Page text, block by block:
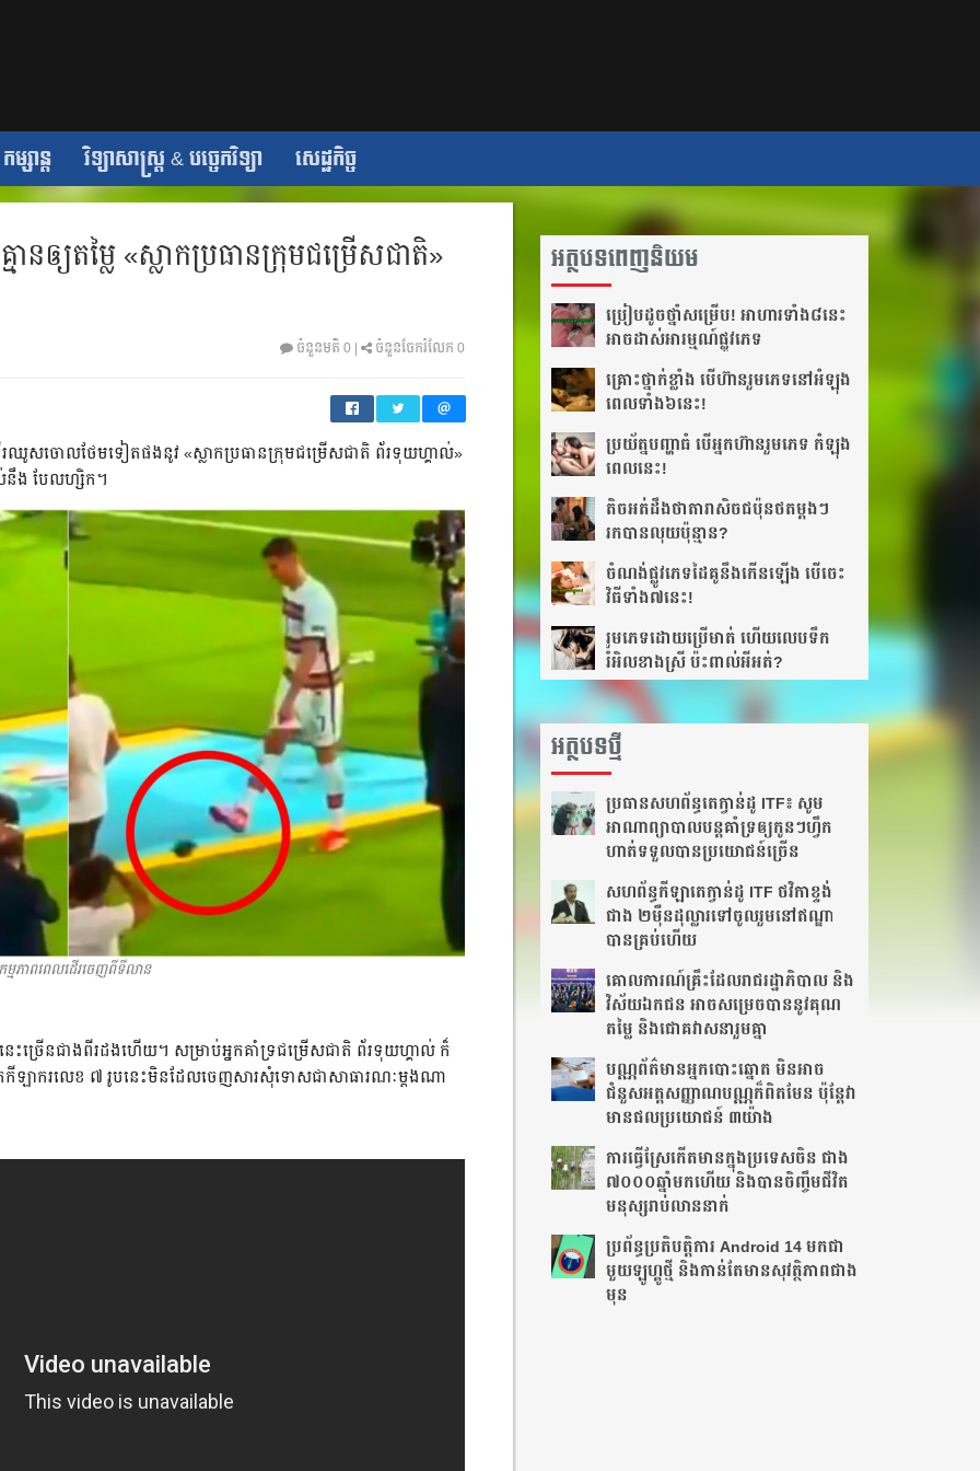
កម្សាន្ត វិទ្យាសាស្ត្រ & បច្ចេកវិទ្យា សេដ្ឋកិច្ច
ឲ្យតម្លៃ «ស្លាកប្រធានក្រុមជម្រើសជាតិ»
ចំនួនមតិ 0 ចំនួនចែករំលែក 0
ើរឈូសចោលថែមទៀតផងនូវ «ស្លាកប្រធានក្រុមជម្រើសជាតិ ព័រទុយហ្គាល់»
នឹង បែលហ្សិក។
មភាពពេលដើរចេញពីទីលាន
ះ​ច្រើន​ជាងពីរដងហើយ។ សម្រាប់អ្នកគាំទ្រជម្រើសជាតិ ព័រទុយហ្គាល់ ក៏
ែកីឡាករលេខ ៧ រូបនេះមិនដែលចេញសារសុំទោសជាសាធារណៈម្ដងណា
អត្ថបទពេញនិយម
ប្រៀប​ដូច​ថ្នាំ​សម្រើប! អាហារ​ទាំង​៨​នេះ​
អាច​ដាស់​អារម្មណ៍​ផ្លូវភេទ
គ្រោះថ្នាក់​ខ្លាំង បើហ៊ាន​រួមភេទ​នៅ​អំឡុង​
ពេល​ទាំង៦​នេះ!
ប្រយ័ត្ន​បញ្ហា​ធំ បើ​អ្នក​ហ៊ាន​រួមភេទ កំឡុង​
ពេល​នេះ!
តិច​អត់​ដឹង​​ថាតារា​សិច​ជប៉ុន​ថត​ម្ដងៗ
រកបាន​លុយ​ប៉ុន្មាន?
ចំណង់​ផ្លូវ​ភេទ​ដៃគូ​នឹង​កើន​ឡើង បើចេះ​
វិធីទាំង​៧នេះ!
រួមភេទ​ដោយ​ប្រើ​មាត់ ហើយ​លេប​ទឹក​
រំអិល​ខាង​ស្រី ប៉ះពាល់​អី​អត់?
អត្ថបទថ្មី
ប្រធាន​សហព័ន្ធ​តេក្វាន់ដូ​ ITF៖​ សូម​
អាណាព្យាបាល​បន្ត​គាំទ្រ​ឲ្យ​កូនៗ​ហ្វឹក
ហាត់​ទទួលបាន​ប្រយោជន៍​ច្រើន​
សហព័ន្ធ​កីឡាតេក្វាន់ដូ​ ITF​ ថវិកា​ខ្ទង់​
ជាង​ ២ម៉ឺន​ដុល្លារ​ទៅ​ចូលរួម​នៅ​ឥណ្ឌា​
បាន​គ្រប់​ហើយ​
គោលការណ៍គ្រឹះ​ដែល​រាជរដ្ឋាភិបាល និង
វិស័យឯកជន អាច​សម្រេចបាននូវគុណ
តម្លៃ និងជោគវាសនារួមគ្នា
បណ្ណ​ព័ត៌មាន​អ្នកបោះឆ្នោត មិនអាច
ជំនួសអត្តសញ្ញាណបណ្ណក៏ពិតមែន ប៉ុន្តែវា
មានផលប្រយោជន៍ ៣យ៉ាង
ការ​ធ្វើ​ស្រែ​កើត​មាន​ក្នុង​ប្រទេស​ចិន​ ជាង​
៧​០០០​ឆ្នាំ​មក​ហើយ និងបានចិញ្ចឹមជីវិត
មនុស្សរាប់លាននាក់
ប្រព័ន្ធប្រតិបត្តិការ Android 14 មកជា
មួយឡូហ្គូថ្មី និង​កាន់តែ​មានសុវត្ថិភាព​ជាង
មុន